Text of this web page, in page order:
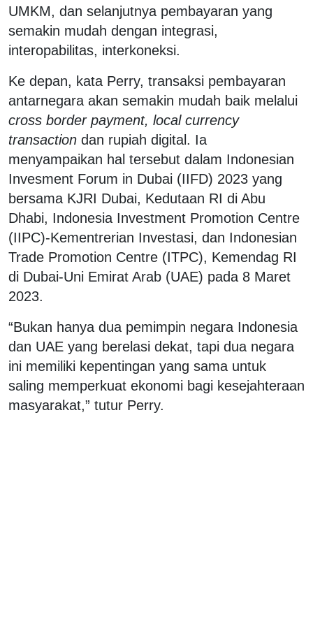
UMKM, dan selanjutnya pembayaran yang
semakin mudah dengan integrasi,
interopabilitas, interkoneksi.
Ke depan, kata Perry, transaksi pembayaran
antarnegara akan semakin mudah baik melalui
cross border payment, local currency
transaction dan rupiah digital. Ia
menyampaikan hal tersebut dalam Indonesian
Invesment Forum in Dubai (IIFD) 2023 yang
bersama KJRI Dubai, Kedutaan RI di Abu
Dhabi, Indonesia Investment Promotion Centre
(IIPC)-Kementrerian Investasi, dan Indonesian
Trade Promotion Centre (ITPC), Kemendag RI
di Dubai-Uni Emirat Arab (UAE) pada 8 Maret
2023.
“Bukan hanya dua pemimpin negara Indonesia
dan UAE yang berelasi dekat, tapi dua negara
ini memiliki kepentingan yang sama untuk
saling memperkuat ekonomi bagi kesejahteraan
masyarakat,” tutur Perry.